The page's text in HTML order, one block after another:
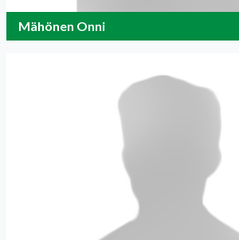
Mähönen Onni